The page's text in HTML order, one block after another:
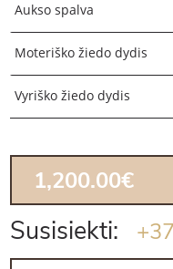
Aukso spalva
Moteriško žiedo dydis
Vyriško žiedo dydis
1,200.00€
Susisiekti: